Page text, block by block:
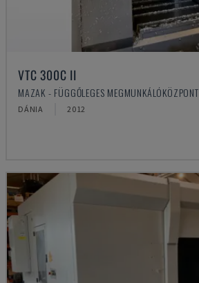
VTC 300C II
MAZAK - FÜGGŐLEGES MEGMUNKÁLÓKÖZPONT
DÁNIA 2012